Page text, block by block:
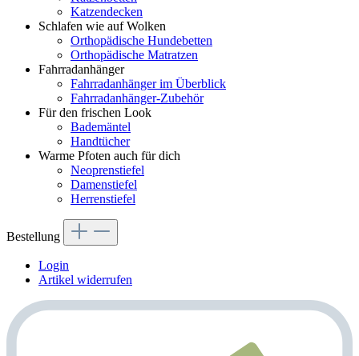
Katzendecken
Schlafen wie auf Wolken
Orthopädische Hundebetten
Orthopädische Matratzen
Fahrradanhänger
Fahrradanhänger im Überblick
Fahrradanhänger-Zubehör
Für den frischen Look
Bademäntel
Handtücher
Warme Pfoten auch für dich
Neoprenstiefel
Damenstiefel
Herrenstiefel
Bestellung
Login
Artikel widerrufen